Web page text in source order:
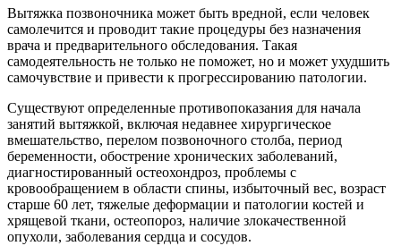
Вытяжка позвоночника может быть вредной, если человек
самолечится и проводит такие процедуры без назначения
врача и предварительного обследования. Такая
самодеятельность не только не поможет, но и может ухудшить
самочувствие и привести к прогрессированию патологии.
Существуют определенные противопоказания для начала
занятий вытяжкой, включая недавнее хирургическое
вмешательство, перелом позвоночного столба, период
беременности, обострение хронических заболеваний,
диагностированный остеохондроз, проблемы с
кровообращением в области спины, избыточный вес, возраст
старше 60 лет, тяжелые деформации и патологии костей и
хрящевой ткани, остеопороз, наличие злокачественной
опухоли, заболевания сердца и сосудов.